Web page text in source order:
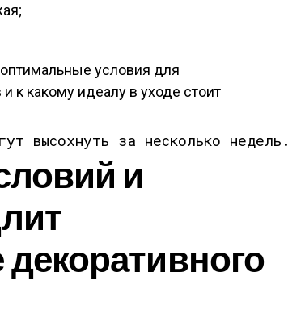
условия для
к какому идеалу в уходе стоит
высохнуть за несколько недель.
и